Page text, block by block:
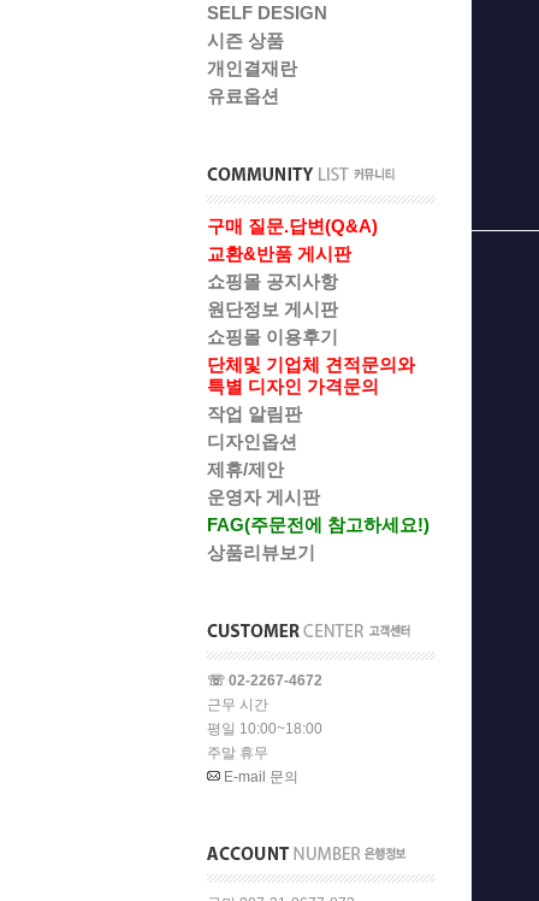
SELF DESIGN
시즌 상품
개인결재란
유료옵션
구매 질문.답변(Q&A)
교환&반품 게시판
쇼핑몰 공지사항
원단정보 게시판
쇼핑몰 이용후기
단체및 기업체 견적문의와
특별 디자인 가격문의
작업 알림판
디자인옵션
제휴/제안
운영자 게시판
FAG(주문전에 참고하세요!)
상품리뷰보기
☏ 02-2267-4672
근무 시간
평일 10:00~18:00
주말 휴무
E-mail 문의